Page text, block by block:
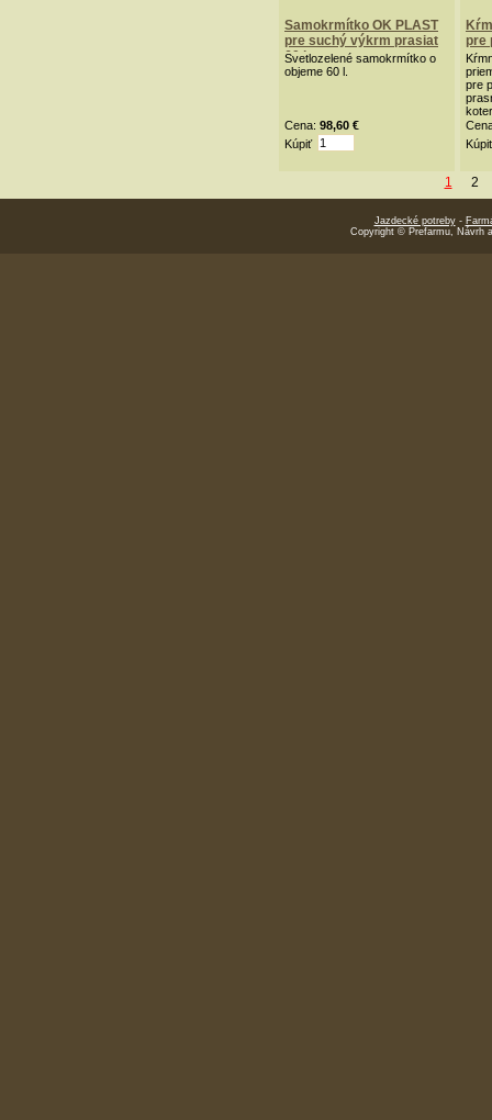
Samokrmítko OK PLAST
pre suchý výkrm prasiat
60 l
Svetlozelené samokrmítko o
objeme 60 l.
Cena: 98,60 €
Kúpiť
pre
pre
Kúpiť
1 2
Jazdecké potreby-
Copyright © Prefarmu, Návrh